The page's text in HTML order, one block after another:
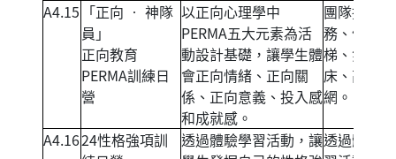
A4.15 「正向 ‧ 神隊
員」
正向教育
PERMA訓練日
營
以正向心理學中
PERMA五大元素為活
動設計基礎，讓學生體
會正向情緒、正向關
係、正向意義、投入感
和成就感。
團隊挑戰任
務、信任天
梯、氣球
床、高空繩
網。
A4.1624性格強項訓
透過體驗學習活動，讓透過體驗學